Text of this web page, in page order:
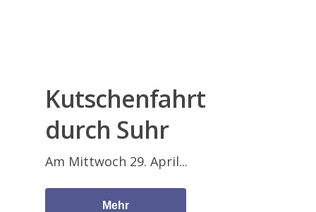
Kutschenfahrt
durch Suhr
Am Mittwoch 29. April...
Mehr